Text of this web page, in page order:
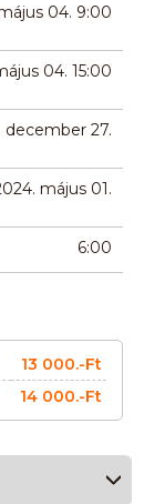
04. 9:00
04. 15:00
december 27.
május 01.
6:00
13 000.-Ft
14 000.-Ft